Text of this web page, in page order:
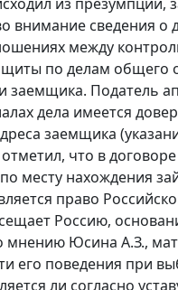
внимание сведения о
между
по делам общего
заемщика.
дела имеется
заемщика
что в
месту нахождения
право
Россию,
Юсина А.З.,
его поведения при
ли согласно